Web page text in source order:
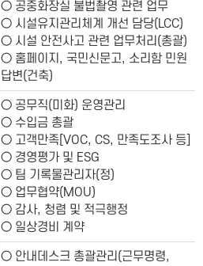
○ 공중화장실 불법촬영 관련 업무
○ 시설유지관리체계 개선 담당(LCC)
○ 시설 안전사고 관련 업무처리(총괄)
○ 홈페이지, 국민신문고, 소리함 민원
답변(건축)
○ 공무직(미화) 운영관리
○ 수입금 총괄
○ 고객만족[VOC, CS, 만족도조사 등]
○ 경영평가 및 ESG
○ 팀 기록물관리자(정)
○ 업무협약(MOU)
○ 감사, 청렴 및 적극행정
○ 일상경비 계약
○ 안내데스크 총괄관리(근무명령,